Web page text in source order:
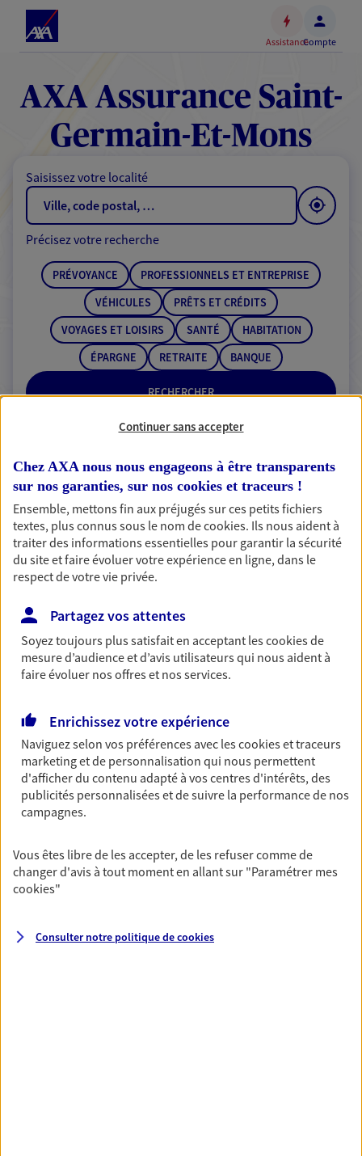
Accéder
contenu
principal
Accéder
au
de
AssistanceCompte
AXA Assurance Saint-
Germain-Et-Mons
Saisissez votre localité
RECHERCHER
Précisez votre recherche
PRÉVOYANCE
PROFESSIONNELS ET ENTREPRISE
VÉHICULES
PRÊTS ET CRÉDITS
VOYAGES ET LOISIRS
SANTÉ
HABITATION
ÉPARGNE
RETRAITE BANQUE
2 résultats correspondent à votre
recherche
Passer les
résultats
Liste Carte
Sylvain Battais
Mandataire d'Assurance AXA Epargne et
Protection
06 95 88 41 41
NOUS CONTACTER
N° Orias * (orias.fr) : 21004377
Fabrice Lasserrotte
Continuer sans accepter
Chez AXA nous nous engageons à être transparents
sur nos garanties, sur nos cookies et traceurs !
Ensemble, mettons fin aux préjugés sur ces petits fichiers
textes, plus connus sous le nom decookies. Ils nous aident à
traiter des informations essentielles pour garantir la sécurité
du site et faire évoluer votre expérience en ligne, dans le
respect de votre vie privée.
Partagez vos attentes
Soyez toujours plus satisfait en acceptant lescookiesde
mesure d’audience et d’avis utilisateurs qui nous aident à
faire évoluer nos offres et nos services.
Enrichissez votre expérience
Naviguez selon vos préférences avec lescookies et traceurs
marketing et de personnalisation qui nous permettent
d'afficher du contenu adapté à vos centres d'intérêts, des
publicités personnalisées et de suivre la performance de nos
campagnes.
Vous êtes libre de les accepter, de les refuser comme de
changer d'avis à tout moment en allant sur "Paramétrer mes
cookies"
Consulter notre politique decookies